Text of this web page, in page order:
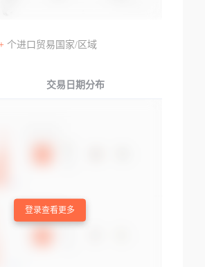
个进口贸易国家/区域
交易日期分布
登录查看更多